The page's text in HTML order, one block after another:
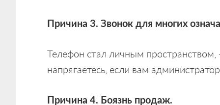
Причина 3. Звонок для многих
Телефон стал личным
напрягаетесь, если вам
Причина 4. Боязнь продаж.